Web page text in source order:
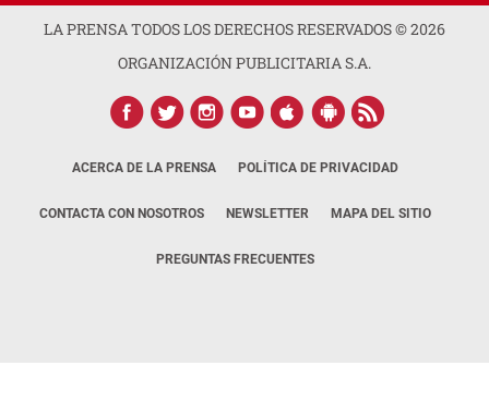
LA PRENSA TODOS LOS DERECHOS RESERVADOS ©2026
ORGANIZACIÓN PUBLICITARIA S.A.
ACERCA DE LA PRENSA POLÍTICA DE PRIVACIDAD
CONTACTA CON NOSOTROS NEWSLETTER MAPA DEL SITIO
PREGUNTAS FRECUENTES